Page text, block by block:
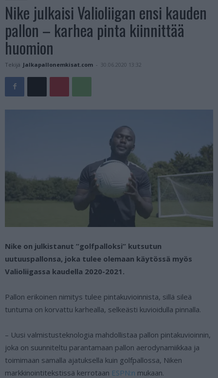
Nike julkaisi Valioliigan ensi kauden
pallon – karhea pinta kiinnittää
huomion
Tekijä Jalkapallonemkisat.com - 30.06.2020 13:32
Nike on julkistanut ”golfpalloksi” kutsutun
uutuuspallonsa, joka tulee olemaan käytössä myös
Valioliigassa kaudella 2020-2021.
Pallon erikoinen nimitys tulee pintakuvioinnista, sillä sileä
tuntuma on korvattu karhealla, selkeästi kuvioidulla pinnalla.
– Uusi valmistusteknologia mahdollistaa pallon pintakuvioinnin,
joka on suunniteltu parantamaan pallon aerodynamiikkaa ja
toimimaan samalla ajatuksella kuin golfpallossa, Niken
markkinointitekstissä kerrotaan ESPN:n mukaan.